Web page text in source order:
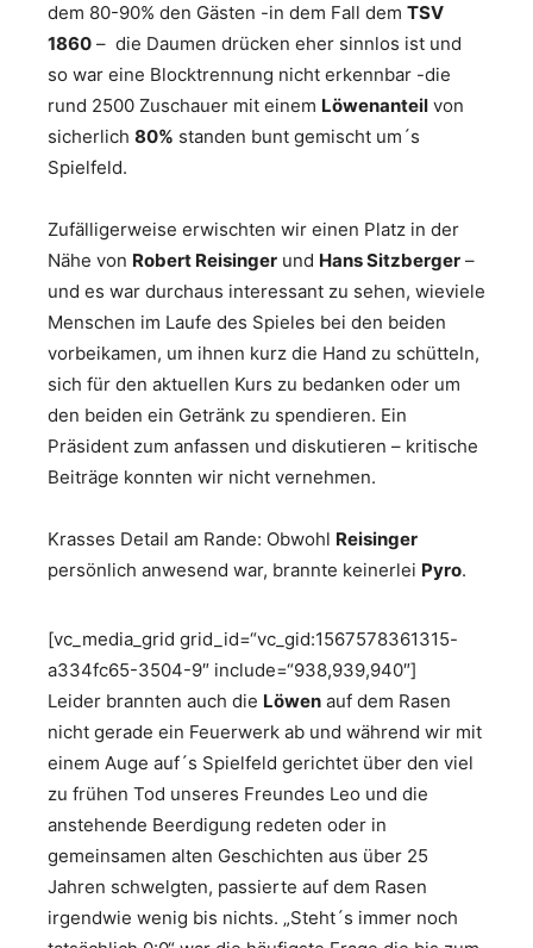
dem 80-90% den Gästen -in dem Fall dem TSV
1860 – die Daumen drücken eher sinnlos ist und
so war eine Blocktrennung nicht erkennbar -die
rund 2500 Zuschauer mit einem Löwenanteil von
sicherlich 80% standen bunt gemischt um´s
Spielfeld.
Zufälligerweise erwischten wir einen Platz in der
Nähe von Robert Reisinger und Hans Sitzberger –
und es war durchaus interessant zu sehen, wieviele
Menschen im Laufe des Spieles bei den beiden
vorbeikamen, um ihnen kurz die Hand zu schütteln,
sich für den aktuellen Kurs zu bedanken oder um
den beiden ein Getränk zu spendieren. Ein
Präsident zum anfassen und diskutieren – kritische
Beiträge konnten wir nicht vernehmen.
Krasses Detail am Rande: Obwohl Reisinger
persönlich anwesend war, brannte keinerlei Pyro.
[vc_media_grid grid_id=“vc_gid:1567578361315-
a334fc65-3504-9″ include=“938,939,940″]
Leider brannten auch die Löwen auf dem Rasen
nicht gerade ein Feuerwerk ab und während wir mit
einem Auge auf´s Spielfeld gerichtet über den viel
zu frühen Tod unseres Freundes Leo und die
anstehende Beerdigung redeten oder in
gemeinsamen alten Geschichten aus über 25
Jahren schwelgten, passierte auf dem Rasen
irgendwie wenig bis nichts. „Steht´s immer noch